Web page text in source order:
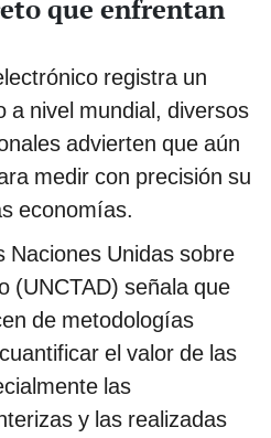
que enfrentan
registra un
a nivel mundial, diversos
advierten que aún
medir con precisión su
economías.
Naciones Unidas sobre
(UNCTAD) señala que
de metodologías
el valor de las
las
y las realizadas